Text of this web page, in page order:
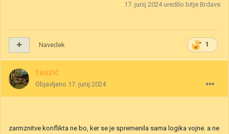
17. junij 2024uredilo bitje Brdavs
1
Navedek
fauzić
Objavljeno 17. junij 2024
zarmznitve konflikta ne bo, ker se je spremenila sama logika vojne. a ne